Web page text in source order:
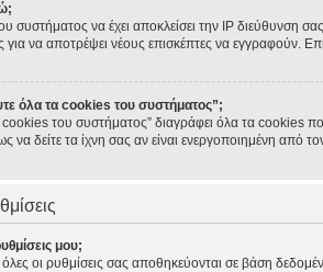
συστήματος να έχει αποκλείσει την IP διεύθυνση
για να αποτρέψει νέους επισκέπτες να εγγραφούν.
όλα τα cookies του συστήματος”;
του συστήματος” διαγράφει όλα τα cookies
να δείτε τα ίχνη σας αν είναι ενεργοποιημένη
μου;
οι ρυθμίσεις σας αποθηκεύονται σε βάση